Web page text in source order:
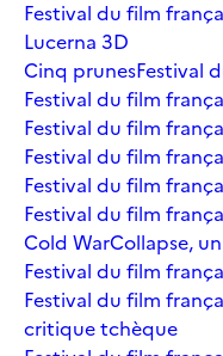
Festival du film
Lucerna 3D
Cinq prunesFestival
Festival du film
Festival du film
Festival du film
Festival du film
Festival du film
Cold WarCollapse,
Festival du film
Festival du film
critique tchèque